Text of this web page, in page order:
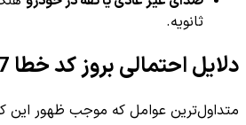
ثانویه.
دلایل احتمالی بروز کد خطا P0417
متداول‌ترین عوامل که موجب ظهور این